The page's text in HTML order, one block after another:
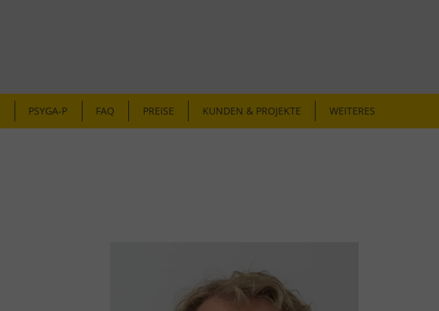
PSYGA-P FAQ PREISE KUNDEN & PROJEKTE WEITERES